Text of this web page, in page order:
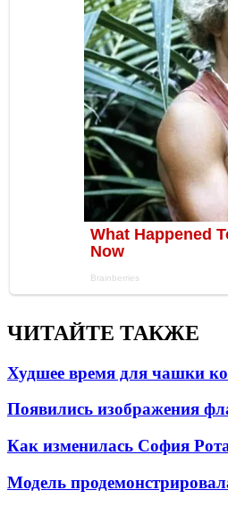
ЧИТАЙТЕ ТАКЖЕ
Худшее время для чашки
Появились изображения
Как изменилась София
Модель